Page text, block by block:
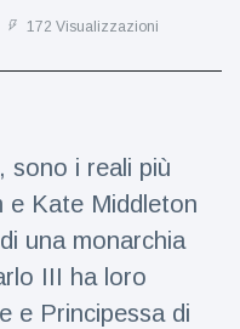
172 Visualizzazioni
sono i reali più
e Kate Middleton
una monarchia
III ha loro
e Principessa di